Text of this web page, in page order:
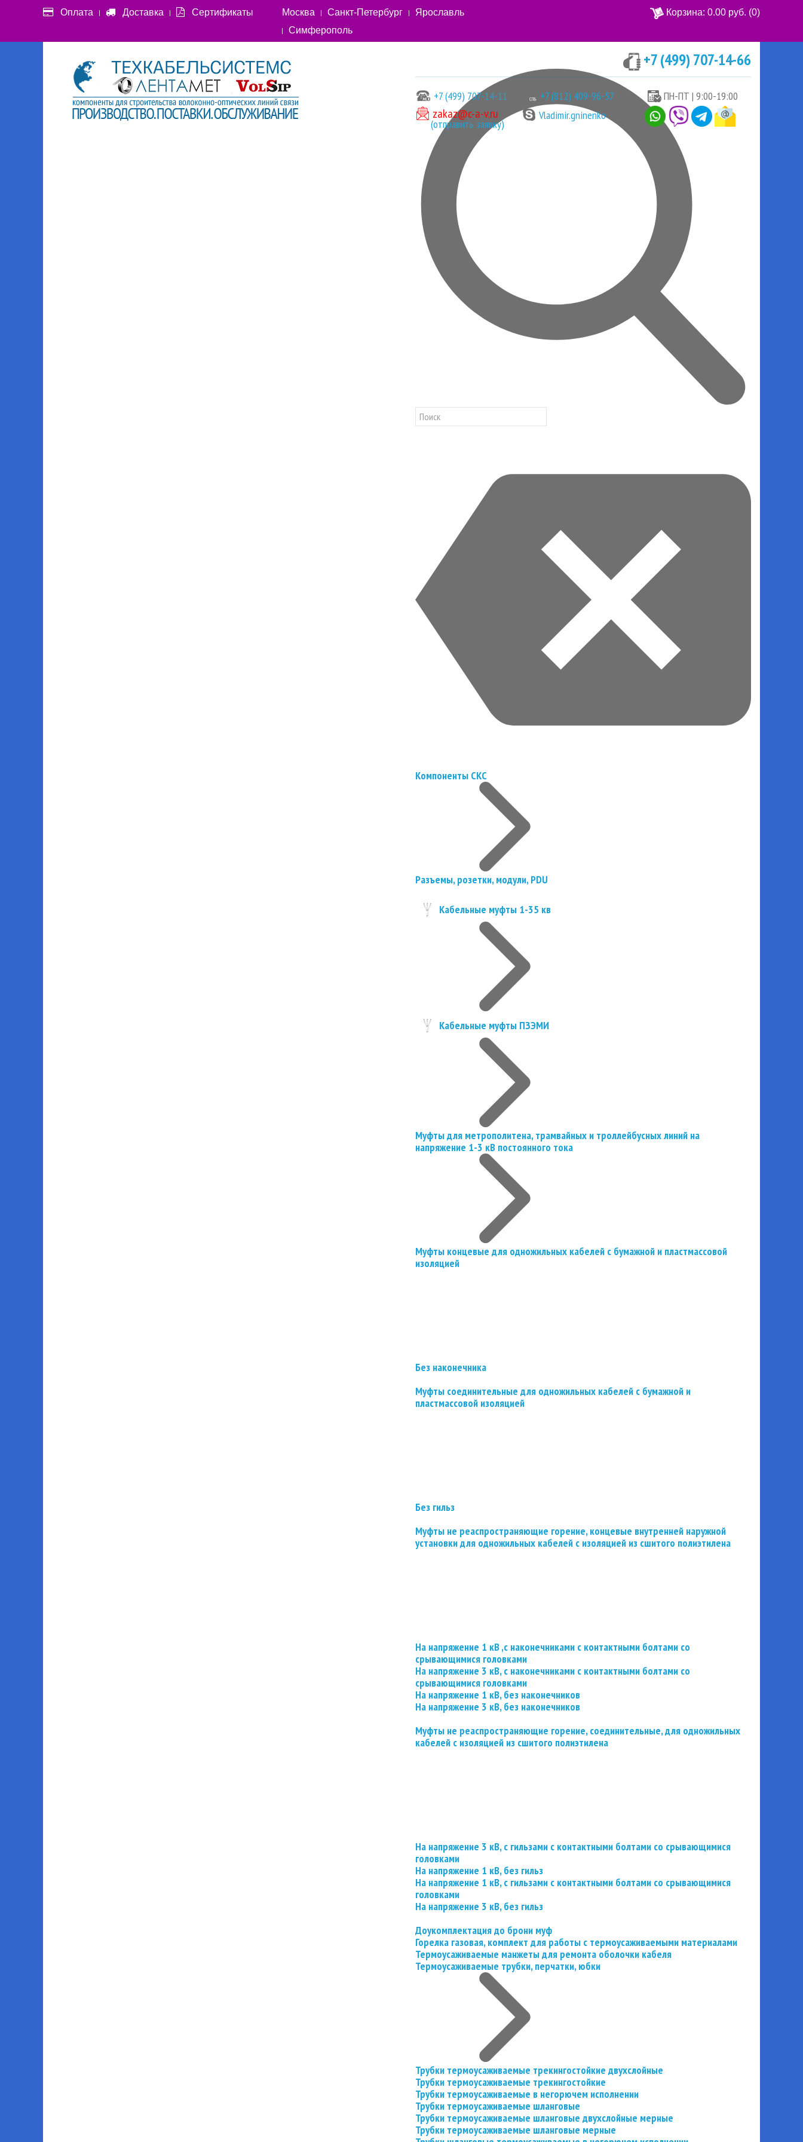
Оплата Доставка Сертификаты Москва Санкт-Петербург
Ярославль
Симферополь
Корзина: 0.00 руб. (0)
+7 (499) 707-14-66
+7 (499) 707-14-11 +7 (812) 409-96-57 ПН-ПТ | 9:00-19:00
zakaz@c-a-v.ru
(отправить заявку)
Vladimir.gninenko
Компоненты СКС
Разъемы, розетки, модули, PDU
Кабельные муфты 1-35 кв
Кабельные муфты ПЗЭМИ
Муфты для метрополитена, трамвайных и троллейбусных линий на
напряжение 1-3 кВ постоянного тока
Муфты концевые для одножильных кабелей с бумажной и пластмассовой
изоляцией
Без наконечника
Муфты соединительные для одножильных кабелей с бумажной и
пластмассовой изоляцией
Без гильз
Муфты не реаспространяющие горение, концевые внутренней наружной
установки для одножильных кабелей с изоляцией из сшитого полиэтилена
На напряжение 1 кВ ,с наконечниками с контактными болтами со
срывающимися головками
На напряжение 3 кВ, с наконечниками с контактными болтами со
срывающимися головками
На напряжение 1 кВ, без наконечников
На напряжение 3 кВ, без наконечников
Муфты не реаспространяющие горение, соединительные, для одножильных
кабелей с изоляцией из сшитого полиэтилена
На напряжение 3 кВ, с гильзами с контактными болтами со срывающимися
головками
На напряжение 1 кВ, без гильз
На напряжение 1 кВ, с гильзами с контактными болтами со срывающимися
головками
На напряжение 3 кВ, без гильз
Доукомплектация до брони муф
Горелка газовая, комплект для работы с термоусаживаемыми материалами
Термоусаживаемые манжеты для ремонта оболочки кабеля
Термоусаживаемые трубки, перчатки, юбки
Трубки термоусаживаемые трекингостойкие двухслойные
Трубки термоусаживаемые трекингостойкие
Трубки термоусаживаемые в негорючем исполнении
Трубки термоусаживаемые шланговые
Трубки термоусаживаемые шланговые двухслойные мерные
Трубки термоусаживаемые шланговые мерные